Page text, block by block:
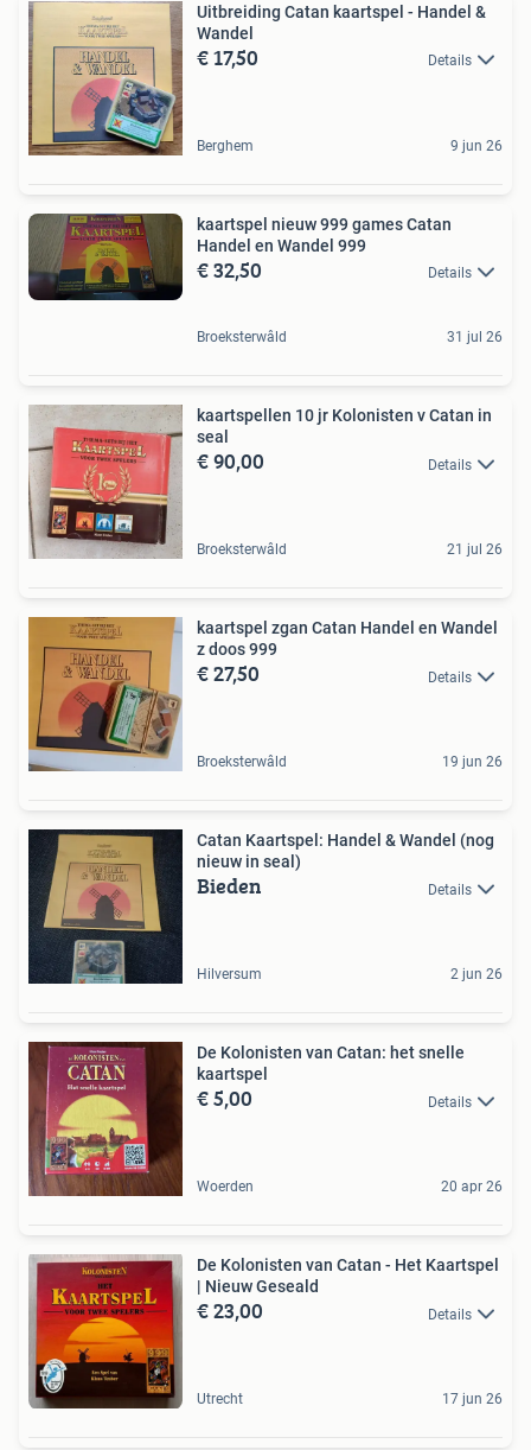
Uitbreiding Catan kaartspel - Handel &
Wandel
€ 17,50 Details
Berghem 9 jun 26
kaartspel nieuw 999 games Catan
Handel en Wandel 999
€ 32,50 Details
Broeksterwâld 31 jul 26
kaartspellen 10 jr Kolonisten v Catan in
seal
€ 90,00 Details
Broeksterwâld 21 jul 26
kaartspel zgan Catan Handel en Wandel
z doos 999
€ 27,50 Details
Broeksterwâld 19 jun 26
Catan Kaartspel: Handel & Wandel (nog
nieuw in seal)
Bieden Details
Hilversum 2 jun 26
De Kolonisten van Catan: het snelle
kaartspel
€ 5,00 Details
Woerden 20 apr 26
De Kolonisten van Catan - Het Kaartspel
| Nieuw Geseald
€ 23,00 Details
Utrecht 17 jun 26